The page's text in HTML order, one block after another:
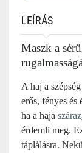
LEÍRÁS
Maszk a
A haj a
erős, fényes és
ha a haja száraz
érdemli meg.
táplálásra.